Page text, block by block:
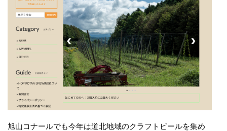
旭山コナールでも今年は道北地域のクラフトビールを集め